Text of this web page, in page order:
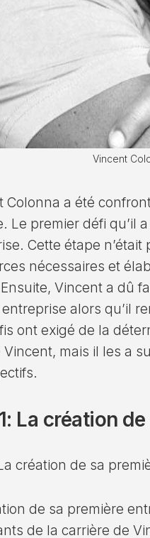
Vincent
Colonna a été
Le premier défi qu’il
Cette étape
nécessaires et
Vincent a dû
alors qu’il
ont exigé de la
Vincent, mais il les a
La création
création de sa
de sa première
de la carrière de